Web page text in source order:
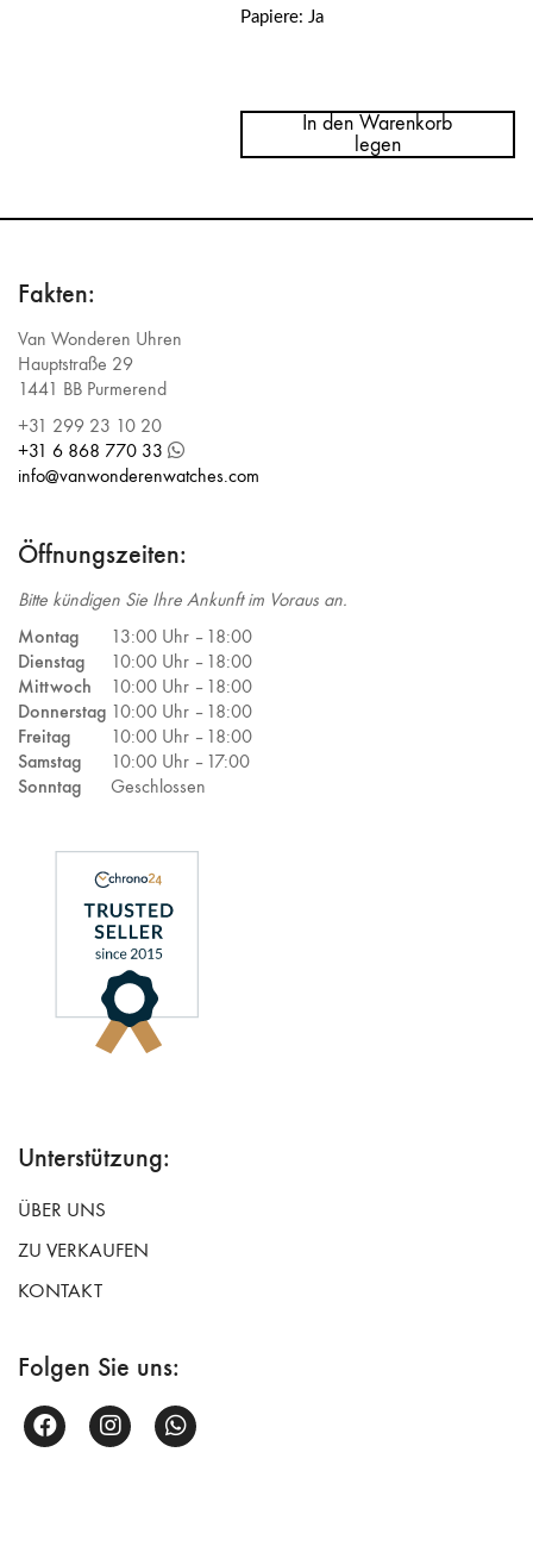
Papiere: Ja
Datejust
Black
In den Warenkorb
legen
Fakten:
Van Wonderen Uhren
Hauptstraße 29
1441 BB Purmerend
+31 299 23 10 20
+31 6 868 770 33
info@vanwonderenwatches.com
Öffnungszeiten:
Bitte kündigen Sie Ihre Ankunft im Voraus an.
Montag
13:00 Uhr – 18:00
Dienstag
10:00 Uhr – 18:00
Mittwoch
10:00 Uhr – 18:00
Donnerstag 10:00 Uhr – 18:00
Freitag
10:00 Uhr – 18:00
Samstag
10:00 Uhr – 17:00
Sonntag
Geschlossen
Unterstützung:
ÜBER UNS
ZU VERKAUFEN
KONTAKT
Folgen Sie uns: